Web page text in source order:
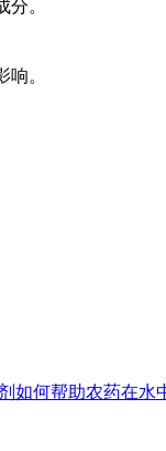
。
。
如何帮助农药在水